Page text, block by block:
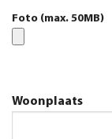
Foto (max. 50MB)
Woonplaats